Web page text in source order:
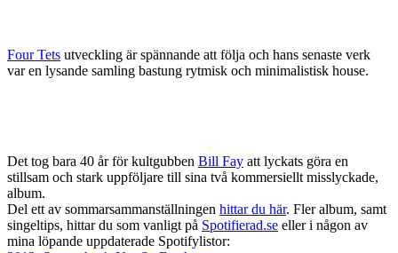
Four Tets utveckling är spännande att följa och hans senaste verk
var en lysande samling bastung rytmisk och minimalistisk house.
Det tog bara 40 år för kultgubben Bill Fay att lyckats göra en
stillsam och stark uppföljare till sina två kommersiellt misslyckade,
album.
Del ett av sommarsammanställningen hittar du här. Fler album, samt
singeltips, hittar du som vanligt på Spotifierad.se eller i någon av
mina löpande uppdaterade Spotifylistor: